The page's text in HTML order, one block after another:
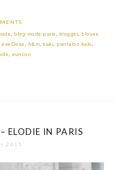
,blog mode paris blogger,blouse
,eseOese h&m ,kaki ,pantalon kaki
suncoo
ELODIE IN PARIS
2015